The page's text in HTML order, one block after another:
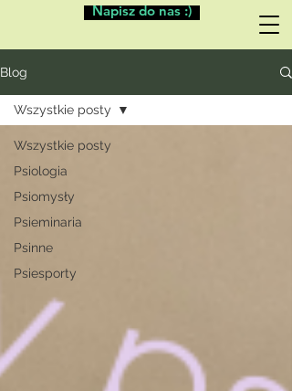
Napisz do nas :)
Blog
Wszystkie posty
Psiologia
Psiomysły
Psieminaria
Psinne
Psiesporty
Wszystkie posty